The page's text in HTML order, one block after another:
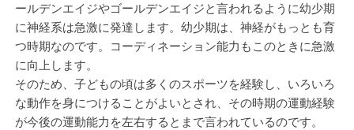
ールデンエイジやゴールデンエイジと言われるように幼少期
に神経系は急激に発達します。幼少期は、神経がもっとも育
つ時期なのです。コーディネーション能力もこのときに急激
に向上します。
そのため、子どもの頃は多くのスポーツを経験し、いろいろ
な動作を身につけることがよいとされ、その時期の運動経験
が今後の運動能力を左右するとまで言われているのです。